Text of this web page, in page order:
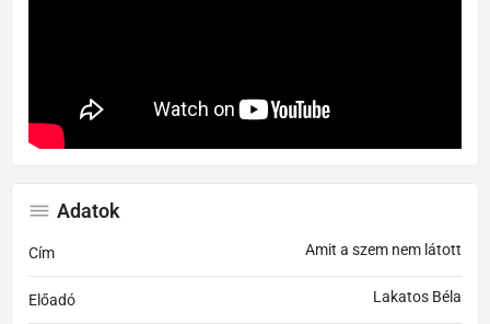
Adatok
Cím Amit a szem nem látott
Előadó Lakatos Béla